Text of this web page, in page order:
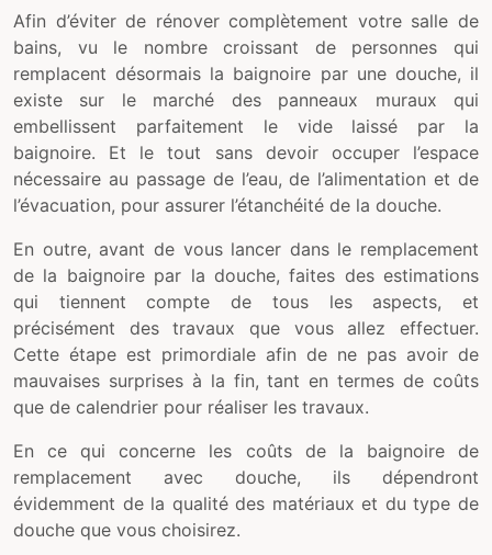
Afin d’éviter de rénover complètement votre salle de
bains, vu le nombre croissant de personnes qui
remplacent désormais la baignoire par une douche, il
existe sur le marché des panneaux muraux qui
embellissent parfaitement le vide laissé par la
baignoire. Et le tout sans devoir occuper l’espace
nécessaire au passage de l’eau, de l’alimentation et de
l’évacuation, pour assurer l’étanchéité de la douche.
En outre, avant de vous lancer dans le remplacement
de la baignoire par la douche, faites des estimations
qui tiennent compte de tous les aspects, et
précisément des travaux que vous allez effectuer.
Cette étape est primordiale afin de ne pas avoir de
mauvaises surprises à la fin, tant en termes de coûts
que de calendrier pour réaliser les travaux.
En ce qui concerne les coûts de la baignoire de
remplacement avec douche, ils dépendront
évidemment de la qualité des matériaux et du type de
douche que vous choisirez.